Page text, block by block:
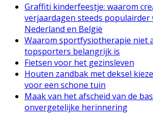
Graffiti kinderfeestje: waarom
verjaardagen steeds populairder
Nederland en België
Waarom sportfysiotherapie niet
topsporters belangrijk is
Fietsen voor het gezinsleven
Houten zandbak met deksel
voor een schone tuin
Maak van het afscheid van de
onvergetelijke herinnering